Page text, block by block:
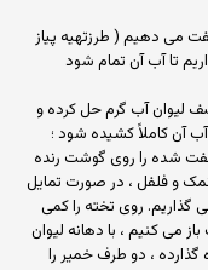
می دهیم ( طرزتهیه پیاز
تا آب آن تمام شود
لیوان آب گرم حل کرده و
آن کاملاً کشیده شود ؛
شده را روی گوشت رنده
و فلفل ، در صورت تمایل
گذاریم. روی تخته را کمی
می کنیم ، با دهانه لیوان
، دو طرف خمیر را